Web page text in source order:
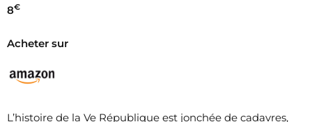
8€
Acheter sur
L’histoire de la Ve République est jonchée de cadavres,